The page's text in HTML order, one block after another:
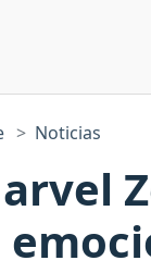
Noticias